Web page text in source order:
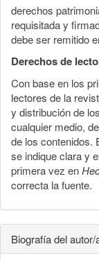
derechos
requisitada y
debe ser remitido
Derechos de
Con base en los
lectores de la
y distribución de
cualquier medio,
de los contenidos.
se indique clara y
primera vez en
correcta la fuente.
Biografía del autor/